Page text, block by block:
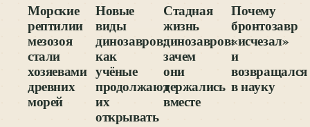
Морские
рептилии
мезозоя
стали
хозяевами
древних
морей
Новые
виды
динозавров:
как
учёные
продолжают
их
открывать
Стадная
жизнь
динозавров:
зачем
они
держались
вместе
Почему
бронтозавр
«исчезал»
и
возвращался
в науку